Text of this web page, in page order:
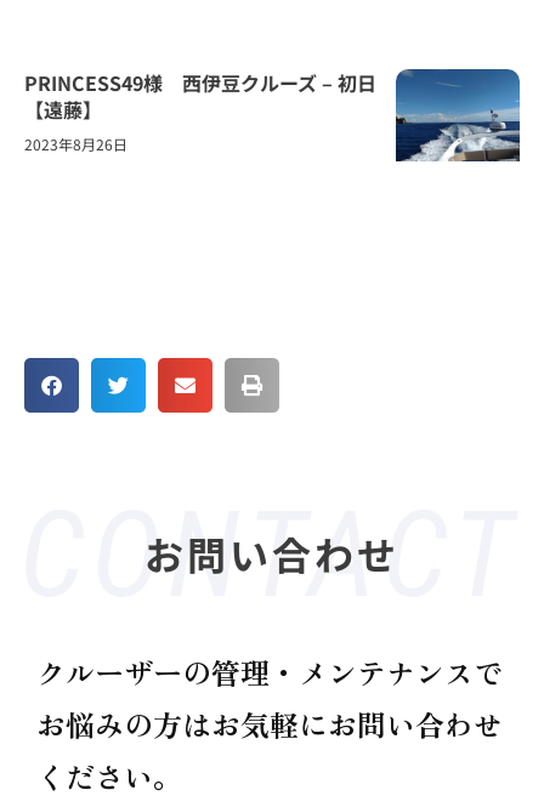
PRINCESS49様 西伊豆クルーズ – 初日
【遠藤】
2023年8月26日
お問い合わせ
クルーザーの管理・メンテナンスで
お悩みの方はお気軽にお問い合わせ
ください。